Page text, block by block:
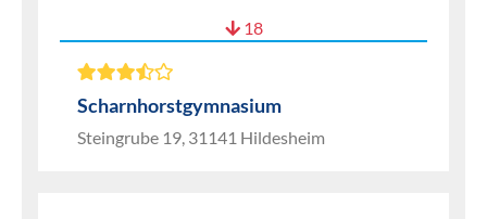
18
Scharnhorstgymnasium
Steingrube 19, 31141 Hildesheim